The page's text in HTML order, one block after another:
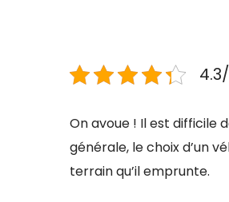
On avoue ! Il est difficile
générale, le choix d’un
terrain qu’il emprunte.